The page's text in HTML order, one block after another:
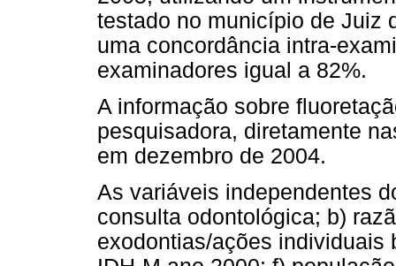
testado no município de Juiz
uma concordância intra-
examinadores igual a 82%.
A informação sobre
pesquisadora, diretamente
em dezembro de 2004.
As variáveis independentes
consulta odontológica; b)
exodontias/ações individuais